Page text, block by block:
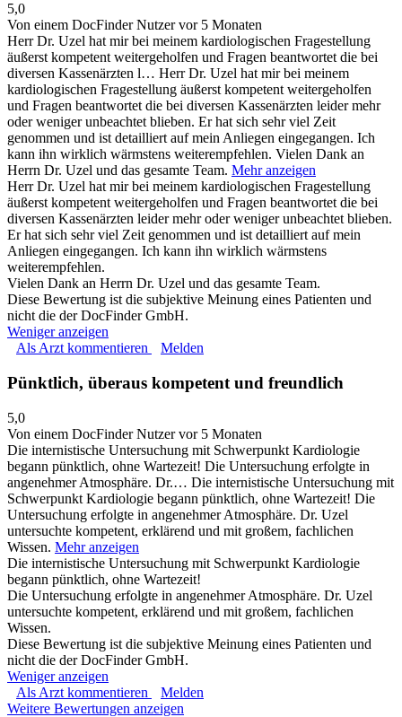
5,0
Von einem DocFinder Nutzervor 5 Monaten
Herr Dr. Uzel hat mir bei meinem kardiologischen Fragestellung
äußerst kompetent weitergeholfen und Fragen beantwortet die bei
diversen Kassenärzten l… Herr Dr. Uzel hat mir bei meinem
kardiologischen Fragestellung äußerst kompetent weitergeholfen
und Fragen beantwortet die bei diversen Kassenärzten leider mehr
oder weniger unbeachtet blieben. Er hat sich sehr viel Zeit
genommen und ist detailliert auf mein Anliegen eingegangen. Ich
kann ihn wirklich wärmstens weiterempfehlen. Vielen Dank an
Herrn Dr. Uzel und das gesamte Team. Mehr anzeigen
Herr Dr. Uzel hat mir bei meinem kardiologischen Fragestellung
äußerst kompetent weitergeholfen und Fragen beantwortet die bei
diversen Kassenärzten leider mehr oder weniger unbeachtet blieben.
Er hat sich sehr viel Zeit genommen und ist detailliert auf mein
Anliegen eingegangen. Ich kann ihn wirklich wärmstens
weiterempfehlen.
Vielen Dank an Herrn Dr. Uzel und das gesamte Team.
Diese Bewertung ist die subjektive Meinung eines Patienten und
nicht die der DocFinder GmbH.
Weniger anzeigen
Als Arzt kommentieren
Melden
Pünktlich, überaus kompetent und freundlich
5,0
Von einem DocFinder Nutzervor 5 Monaten
Die internistische Untersuchung mit Schwerpunkt Kardiologie
begann pünktlich, ohne Wartezeit! Die Untersuchung erfolgte in
angenehmer Atmosphäre. Dr.… Die internistische Untersuchung mit
Schwerpunkt Kardiologie begann pünktlich, ohne Wartezeit! Die
Untersuchung erfolgte in angenehmer Atmosphäre. Dr. Uzel
untersuchte kompetent, erklärend und mit großem, fachlichen
Wissen. Mehr anzeigen
Die internistische Untersuchung mit Schwerpunkt Kardiologie
begann pünktlich, ohne Wartezeit!
Die Untersuchung erfolgte in angenehmer Atmosphäre. Dr. Uzel
untersuchte kompetent, erklärend und mit großem, fachlichen
Wissen.
Diese Bewertung ist die subjektive Meinung eines Patienten und
nicht die der DocFinder GmbH.
Weniger anzeigen
Als Arzt kommentieren
Melden
Weitere Bewertungen anzeigen